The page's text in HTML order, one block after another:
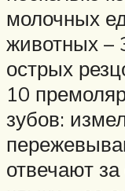
молочных
животных –
острых
10
зубов:
отвечают